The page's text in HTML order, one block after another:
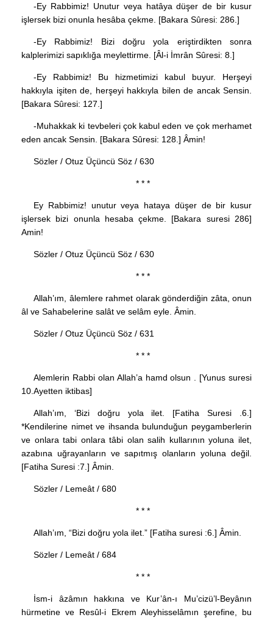
-Ey Rabbimiz! Unutur veya hatâya düşer de bir kusur
işlersek bizi onunla hesâba çekme. [Bakara Sûresi: 286.]
-Ey Rabbimiz! Bizi doğru yola eriştirdikten sonra
kalplerimizi sapıklığa meylettirme. [Âl-i İmrân Sûresi: 8.]
-Ey Rabbimiz! Bu hizmetimizi kabul buyur. Herşeyi
hakkıyla işiten de, herşeyi hakkıyla bilen de ancak Sensin.
[Bakara Sûresi: 127.]
-Muhakkak ki tevbeleri çok kabul eden ve çok merhamet
eden ancak Sensin. [Bakara Sûresi: 128.] Âmin!
Sözler / Otuz Üçüncü Söz / 630
* * *
Ey Rabbimiz! unutur veya hataya düşer de bir kusur
işlersek bizi onunla hesaba çekme. [Bakara suresi 286]
Amin!
Sözler / Otuz Üçüncü Söz / 630
* * *
Allah’ım, âlemlere rahmet olarak gönderdiğin zâta, onun
âl ve Sahabelerine salât ve selâm eyle. Âmin.
Sözler / Otuz Üçüncü Söz / 631
* * *
Alemlerin Rabbi olan Allah’a hamd olsun . [Yunus suresi
10.Ayetten iktibas]
Allah’ım, ‘Bizi doğru yola ilet. [Fatiha Suresi .6.]
*Kendilerine nimet ve ihsanda bulunduğun peygamberlerin
ve onlara tabi onlara tâbi olan salih kullarının yoluna ilet,
azabına uğrayanların ve sapıtmış olanların yoluna değil.
[Fatiha Suresi :7.] Âmin.
Sözler / Lemeât / 680
* * *
Allah’ım, “Bizi doğru yola ilet.” [Fatiha suresi :6.] Âmin.
Sözler / Lemeât / 684
* * *
İsm-i âzâmın hakkına ve Kur’ân-ı Mu’cizü’l-Beyânın
hürmetine ve Resûl-i Ekrem Aleyhisselâmın şerefine, bu